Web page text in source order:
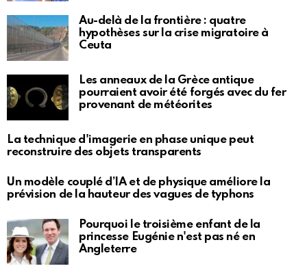
Au-delà de la frontière : quatre
hypothèses sur la crise migratoire à
Ceuta
Les anneaux de la Grèce antique
pourraient avoir été forgés avec du fer
provenant de météorites
La technique d'imagerie en phase unique peut
reconstruire des objets transparents
Un modèle couplé d’IA et de physique améliore la
prévision de la hauteur des vagues de typhons
Pourquoi le troisième enfant de la
princesse Eugénie n'est pas né en
Angleterre